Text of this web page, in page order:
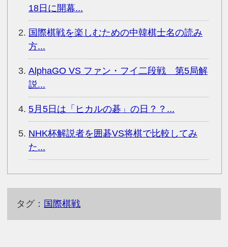
18日に開幕...
国際棋戦を楽しむための中韓棋士名の読み
方...
AlphaGO VS ファン・フイ二段戦 第5局解
説...
5月5日は「ヒカルの碁」の日？？...
NHK杯解説者を囲碁VS将棋で比較してみ
た...
タグ： 国際棋戦